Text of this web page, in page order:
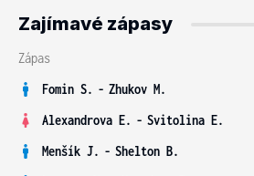
Zajímavé zápasy
Zápas
Fomin S. - Zhukov M.
Alexandrova E. - Svitolina E.
Menšík J. - Shelton B.